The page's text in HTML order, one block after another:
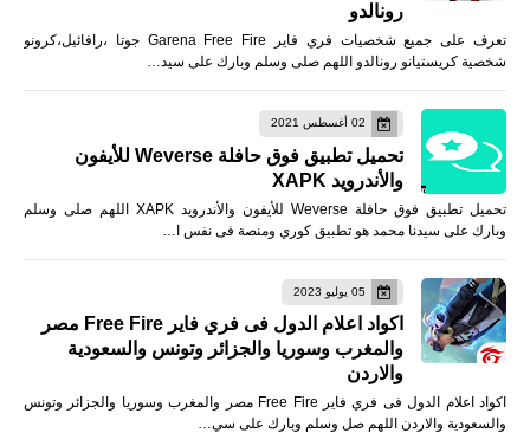
رونالدو
تعرف على جميع شخصيات فري فاير Garena Free Fire جوتا ،رافائيل،كرونو
شخصية كريستيانو رونالدو اللهم صلى وسلم وبارك على سيد…
02 أغسطس 2021
تحميل تطبيق فوق حافلة Weverse للأيفون
والأندرويد XAPK
تحميل تطبيق فوق حافلة Weverse للأيفون والأندرويد XAPK اللهم صلى وسلم
وبارك على سيدنا محمد هو تطبيق كوري ومنصة فى نفس ا…
05 يوليو 2023
اكواد اعلام الدول فى فري فاير Free Fire مصر
والمغرب وسوريا والجزائر وتونس والسعودية
والاردن
اكواد اعلام الدول فى فري فاير Free Fire مصر والمغرب وسوريا والجزائر وتونس
والسعودية والاردن اللهم صل وسلم وبارك على سي…